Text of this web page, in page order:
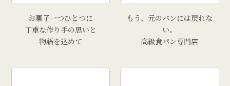
お菓子一つひとつに
丁重な作り手の思いと
物語を込めて
もう、元のパンには戻れな
い。
高級食パン専門店